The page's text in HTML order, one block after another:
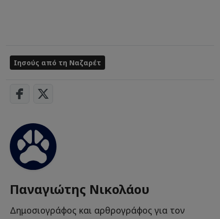
Ιησούς από τη Ναζαρέτ
Παναγιώτης Νικολάου
Δημοσιογράφος και αρθρογράφος για τον